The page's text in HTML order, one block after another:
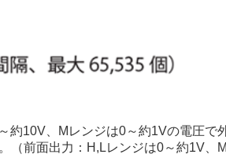
約10V、Mレンジは0～約1Vの電圧
前面出力：H,Lレンジは0～約1V、